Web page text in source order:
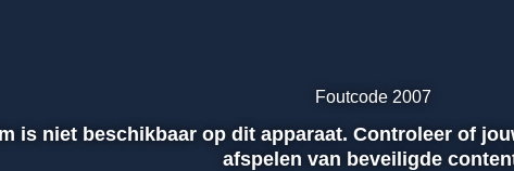
Foutcode 2007
is niet beschikbaar op dit apparaat. Controleer of
afspelen van beveiligde